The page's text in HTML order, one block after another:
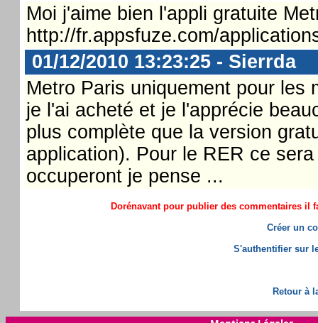
Moi j'aime bien l'appli gratuite
http://fr.appsfuze.com/
01/12/2010 13:23:25 - Sierrda
Metro Paris uniquement pour les
je l'ai acheté et je l'apprécie
plus complète que la version
application). Pour le RER ce
occuperont je pense ...
Dorénavant pour publier des commentaires il
Créer un
S'authentifier sur
Retour à